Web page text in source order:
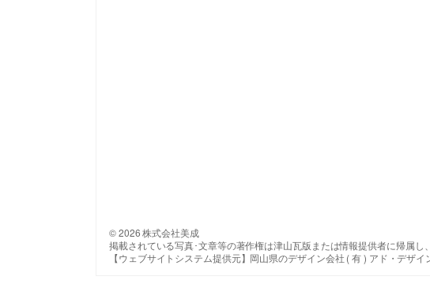
© 2026 株式会社美成
掲載されている写真･文章等の著作権は津山瓦版または情報提供者に帰属し
【ウェブサイトシステム提供元】岡山県のデザイン会社 ( 有 ) アド・デザ